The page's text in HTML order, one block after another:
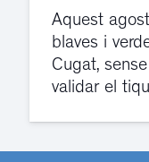
Aquest
blaves i
Cugat,
validar el